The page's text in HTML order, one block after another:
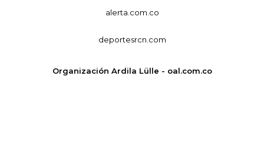
alerta.com.co
deportesrcn.com
Organización Ardila Lülle - oal.com.co